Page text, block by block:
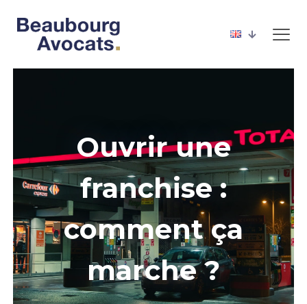
Ouvrir une
franchise :
comment ça
marche ?